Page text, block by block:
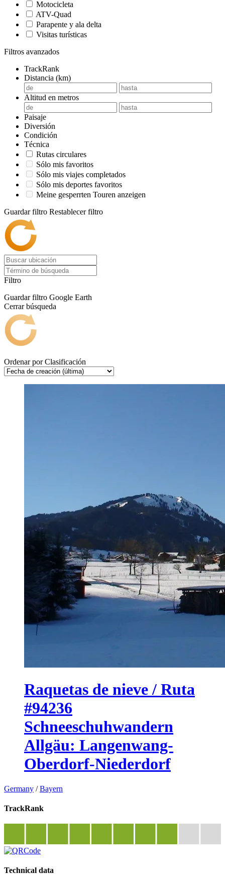
Motocicleta
ATV-Quad
Parapente y ala delta
Visitas turísticas
Filtros avanzados
TrackRank
Distancia (km)
Altitud en metros
Paisaje
Diversión
Condición
Técnica
Rutas circulares
Sólo mis favoritos
Sólo mis viajes completados
Sólo mis deportes favoritos
Meine gesperrten Touren anzeigen
Guardar filtro Restablecer filtro
Filtro
Guardar filtro Google Earth
Cerrar búsqueda
Ordenar por Clasificación
Raquetas de nieve / Ruta
#94236
Schneeschuhwandern
Allgäu: Langenwang-
Oberdorf-Niederdorf
Germany /Bayern
TrackRank
Technical data